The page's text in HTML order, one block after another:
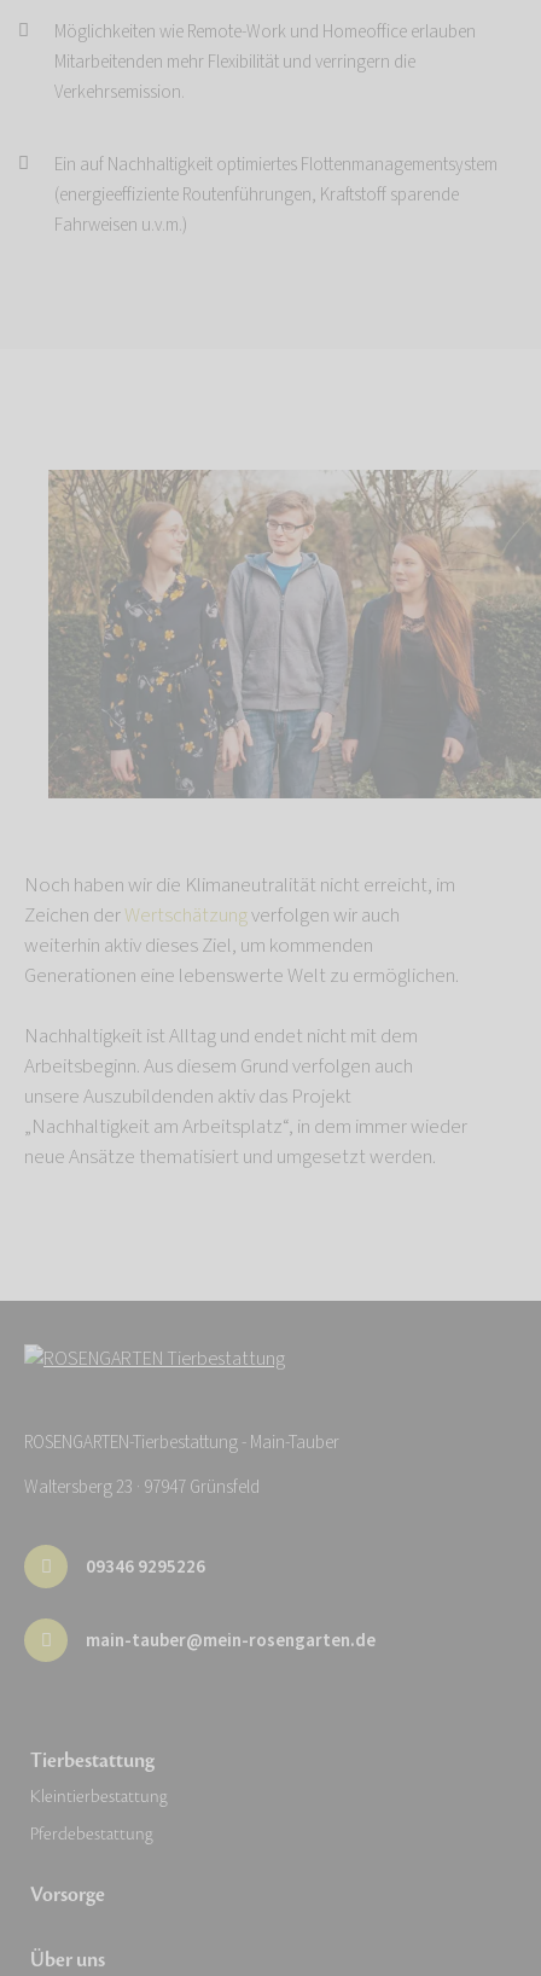
Möglichkeiten wie Remote-Work und Homeoffice erlauben
Mitarbeitenden mehr Flexibilität und verringern die
Verkehrsemission.
Ein auf Nachhaltigkeit optimiertes Flottenmanagementsystem
(energieeffiziente Routenführungen, Kraftstoff sparende
Fahrweisen u.v.m.)
Noch haben wir die Klimaneutralität nicht erreicht, im
Zeichen derWertschätzungverfolgen wir auch
weiterhin aktiv dieses Ziel, um kommenden
Generationen eine lebenswerte Welt zu ermöglichen.
Nachhaltigkeit ist Alltag und endet nicht mit dem
Arbeitsbeginn. Aus diesem Grund verfolgen auch
unsere Auszubildenden aktiv das Projekt
„Nachhaltigkeit am Arbeitsplatz“, in dem immer wieder
neue Ansätze thematisiert und umgesetzt werden.
ROSENGARTEN-Tierbestattung - Main-Tauber
Waltersberg 23 · 97947 Grünsfeld
09346 9295226
main-tauber@mein-rosengarten.de
Tierbestattung
Kleintierbestattung
Pferdebestattung
Vorsorge
Über uns